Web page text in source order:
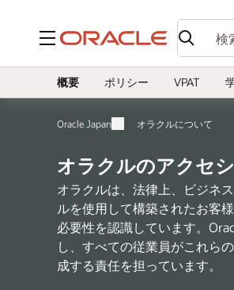
メニュー
概要 ポリシー VPAT
Oracle Japan オラクルについて
オラクルのアクセ
オラクルは、法律上、ビジネ
ルを使用して構築されたお客
必要性を認識しています。
し、すべての従業員がこれら
成する責任を担っています。